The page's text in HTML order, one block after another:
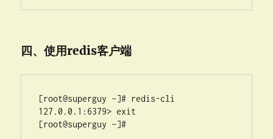
四、使用redis客户端
[root@superguy ~]# redis-cli
127.0.0.1:6379> exit